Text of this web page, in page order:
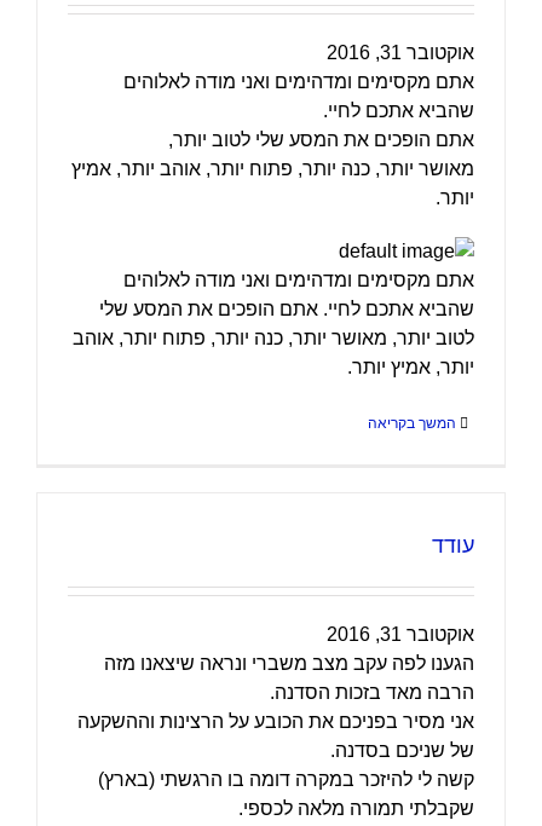
אוקטובר 31, 2016
אתם מקסימים ומדהימים ואני מודה לאלוהים
שהביא אתכם לחיי.
אתם הופכים את המסע שלי לטוב יותר,
מאושר יותר, כנה יותר, פתוח יותר, אוהב יותר, אמיץ
יותר.
אתם מקסימים ומדהימים ואני מודה לאלוהים
שהביא אתכם לחיי. אתם הופכים את המסע שלי
לטוב יותר, מאושר יותר, כנה יותר, פתוח יותר, אוהב
יותר, אמיץ יותר.
המשך בקריאה
עודד
אוקטובר 31, 2016
הגענו לפה עקב מצב משברי ונראה שיצאנו מזה
הרבה מאד בזכות הסדנה.
אני מסיר בפניכם את הכובע על הרצינות וההשקעה
של שניכם בסדנה.
קשה לי להיזכר במקרה דומה בו הרגשתי (בארץ)
שקבלתי תמורה מלאה לכספי.